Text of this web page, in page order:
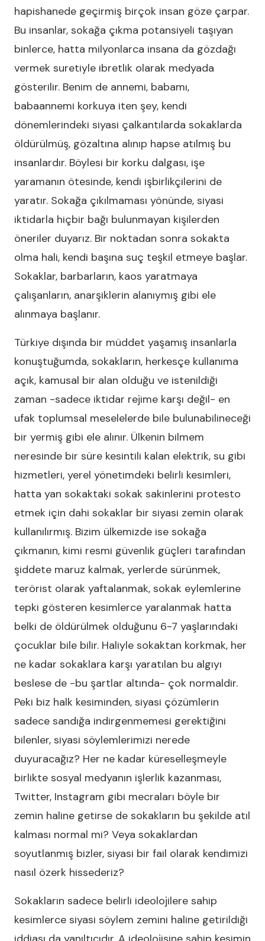
hapishanede geçirmiş birçok insan göze çarpar.
Bu insanlar, sokağa çıkma potansiyeli taşıyan
binlerce, hatta milyonlarca insana da gözdağı
vermek suretiyle ibretlik olarak medyada
gösterilir. Benim de annemi, babamı,
babaannemi korkuya iten şey, kendi
dönemlerindeki siyasi çalkantılarda sokaklarda
öldürülmüş, gözaltına alınıp hapse atılmış bu
insanlardır. Böylesi bir korku dalgası, işe
yaramanın ötesinde, kendi işbirlikçilerini de
yaratır. Sokağa çıkılmaması yönünde, siyasi
iktidarla hiçbir bağı bulunmayan kişilerden
öneriler duyarız. Bir noktadan sonra sokakta
olma hali, kendi başına suç teşkil etmeye başlar.
Sokaklar, barbarların, kaos yaratmaya
çalışanların, anarşiklerin alanıymış gibi ele
alınmaya başlanır.
Türkiye dışında bir müddet yaşamış insanlarla
konuştuğumda, sokakların, herkesçe kullanıma
açık, kamusal bir alan olduğu ve istenildiği
zaman -sadece iktidar rejime karşı değil- en
ufak toplumsal meselelerde bile bulunabilineceği
bir yermiş gibi ele alınır. Ülkenin bilmem
neresinde bir süre kesintili kalan elektrik, su gibi
hizmetleri, yerel yönetimdeki belirli kesimleri,
hatta yan sokaktaki sokak sakinlerini protesto
etmek için dahi sokaklar bir siyasi zemin olarak
kullanılırmış. Bizim ülkemizde ise sokağa
çıkmanın, kimi resmi güvenlik güçleri tarafından
şiddete maruz kalmak, yerlerde sürünmek,
terörist olarak yaftalanmak, sokak eylemlerine
tepki gösteren kesimlerce yaralanmak hatta
belki de öldürülmek olduğunu 6-7 yaşlarındaki
çocuklar bile bilir. Haliyle sokaktan korkmak, her
ne kadar sokaklara karşı yaratılan bu algıyı
beslese de -bu şartlar altında- çok normaldir.
Peki biz halk kesiminden, siyasi çözümlerin
sadece sandığa indirgenmemesi gerektiğini
bilenler, siyasi söylemlerimizi nerede
duyuracağız? Her ne kadar küreselleşmeyle
birlikte sosyal medyanın işlerlik kazanması,
Twitter, Instagram gibi mecraları böyle bir
zemin haline getirse de sokakların bu şekilde atıl
kalması normal mi? Veya sokaklardan
soyutlanmış bizler, siyasi bir fail olarak kendimizi
nasıl özerk hissederiz?
Sokakların sadece belirli ideolojilere sahip
kesimlerce siyasi söylem zemini haline getirildiği